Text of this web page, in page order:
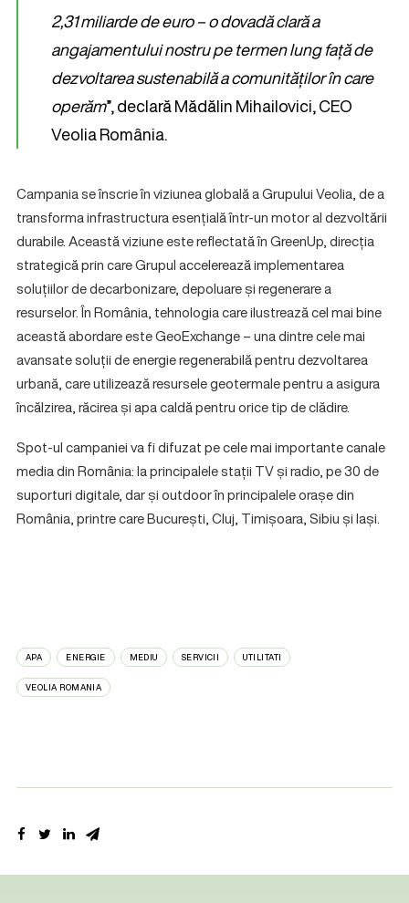
2,31 miliarde de euro – o dovadă clară a
angajamentului nostru pe termen lung față de
dezvoltarea sustenabilă a comunităților în care
operăm”, declară Mădălin Mihailovici, CEO
Veolia România.
Campania se înscrie în viziunea globală a Grupului Veolia, de a
transforma infrastructura esențială într-un motor al dezvoltării
durabile. Această viziune este reflectată în GreenUp, direcția
strategică prin care Grupul accelerează implementarea
soluțiilor de decarbonizare, depoluare și regenerare a
resurselor. În România, tehnologia care ilustrează cel mai bine
această abordare este GeoExchange – una dintre cele mai
avansate soluții de energie regenerabilă pentru dezvoltarea
urbană, care utilizează resursele geotermale pentru a asigura
încălzirea, răcirea și apa caldă pentru orice tip de clădire.
Spot-ul campaniei va fi difuzat pe cele mai importante canale
media din România: la principalele stații TV și radio, pe 30 de
suporturi digitale, dar și outdoor în principalele orașe din
România, printre care București, Cluj, Timișoara, Sibiu și Iași.
APA ENERGIE MEDIU SERVICII UTILITATI
VEOLIA ROMANIA